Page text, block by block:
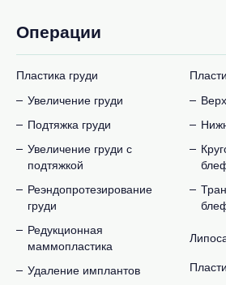
Операции
Пластика груди
Увеличение груди
Подтяжка груди
Увеличение груди с
подтяжкой
Реэндопротезирование
груди
Редукционная
маммопластика
Удаление имплантов